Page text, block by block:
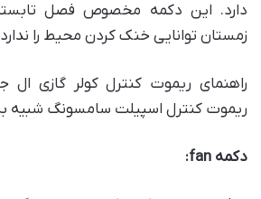
دارد. این دکمه مخصوص فصل
زمستان توانایی خنک کردن محیط را
راهنمای ریموت کنترل کولر گازی ال
ریموت کنترل اسپیلت سامسونگ شبیه
دکمه